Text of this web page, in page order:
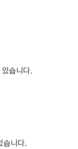
습니다.
습니다.